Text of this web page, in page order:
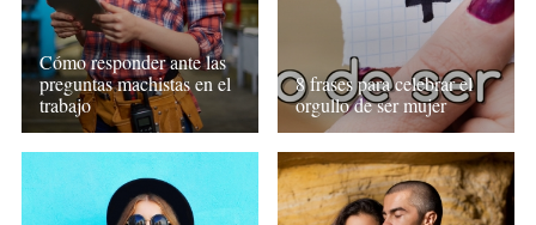
Cómo responder ante las
preguntas machistas en el
trabajo
8 frases para celebrar el
orgullo de ser mujer